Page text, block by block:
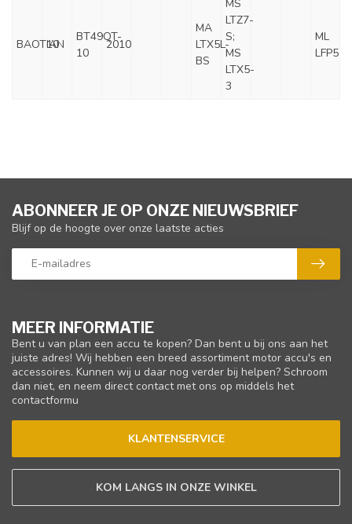
BAOTIAN
10
BT49QT-
10
2010
MA
LTX5L-
BS
MS
LTZ7-
S;
MS
LTX5-
3
ML
LFP5
MEER INFORMATIE
Bent u van plan een accu te kopen? Dan bent u bij ons aan het
juiste adres! Wij hebben een breed assortiment motor accu's en
accessoires. Kunnen wij u daar nog verder bij helpen? Schroom
dan niet, en neem direct contact met ons op middels het
contactformu
KLANTENSERVICE
KOM LANGS IN ONZE WINKEL
ABONNEER JE OP ONZE NIEUWSBRIEF
Blijf op de hoogte over onze laatste acties